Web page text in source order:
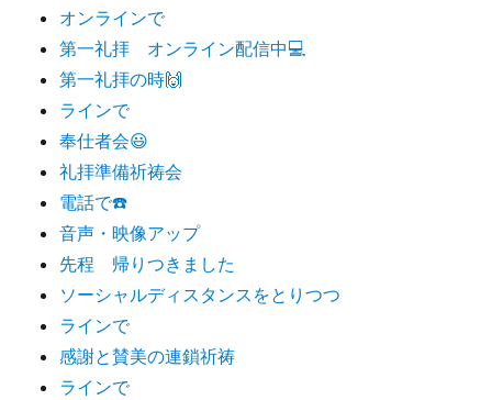
オンラインで
第一礼拝 オンライン配信中💻
第一礼拝の時🙌
ラインで
奉仕者会😃
礼拝準備祈祷会
電話で☎️
音声・映像アップ
先程 帰りつきました
ソーシャルディスタンスをとりつつ
ラインで
感謝と賛美の連鎖祈祷
ラインで